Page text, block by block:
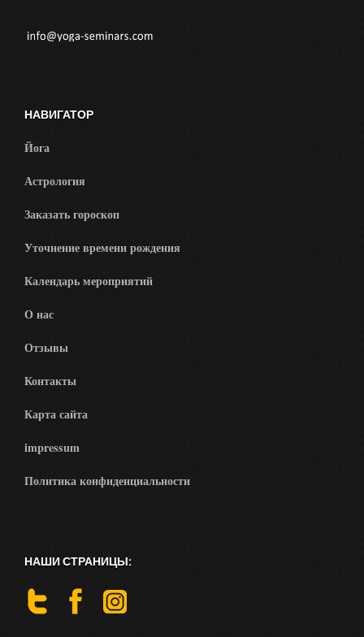
НАВИГАТОР
Йога
Астрология
Заказать гороскоп
Уточнение времени рождения
Календарь мероприятий
О нас
Отзывы
Контакты
Карта сайта
impressum
Политика конфиденциальности
НАШИ СТРАНИЦЫ: